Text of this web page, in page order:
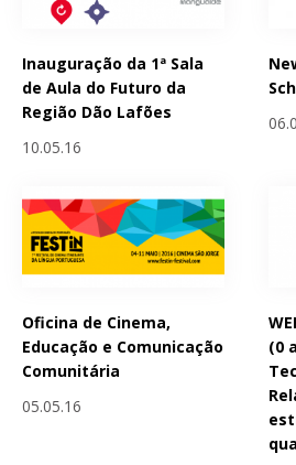
Inauguração da 1ª Sala
de Aula do Futuro da
Região Dão Lafões
10.05.16
Oficina de Cinema,
Educação e Comunicação
Comunitária
05.05.16
(0